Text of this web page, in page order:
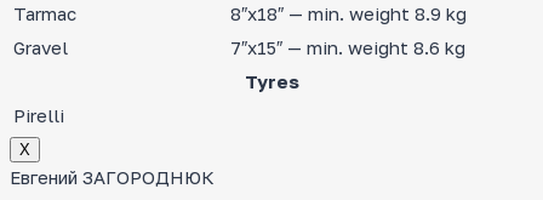
Tarmac
8″x18″ — min. weight 8.9 kg
Gravel
7″x15″ — min. weight 8.6 kg
Tyres
Pirelli
Х
Евгений ЗАГОРОДНЮК